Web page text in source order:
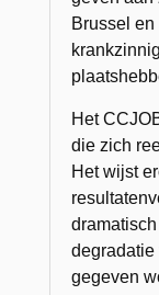
Brussel
Het
die zich
Het wijst
degradatie
gegeven